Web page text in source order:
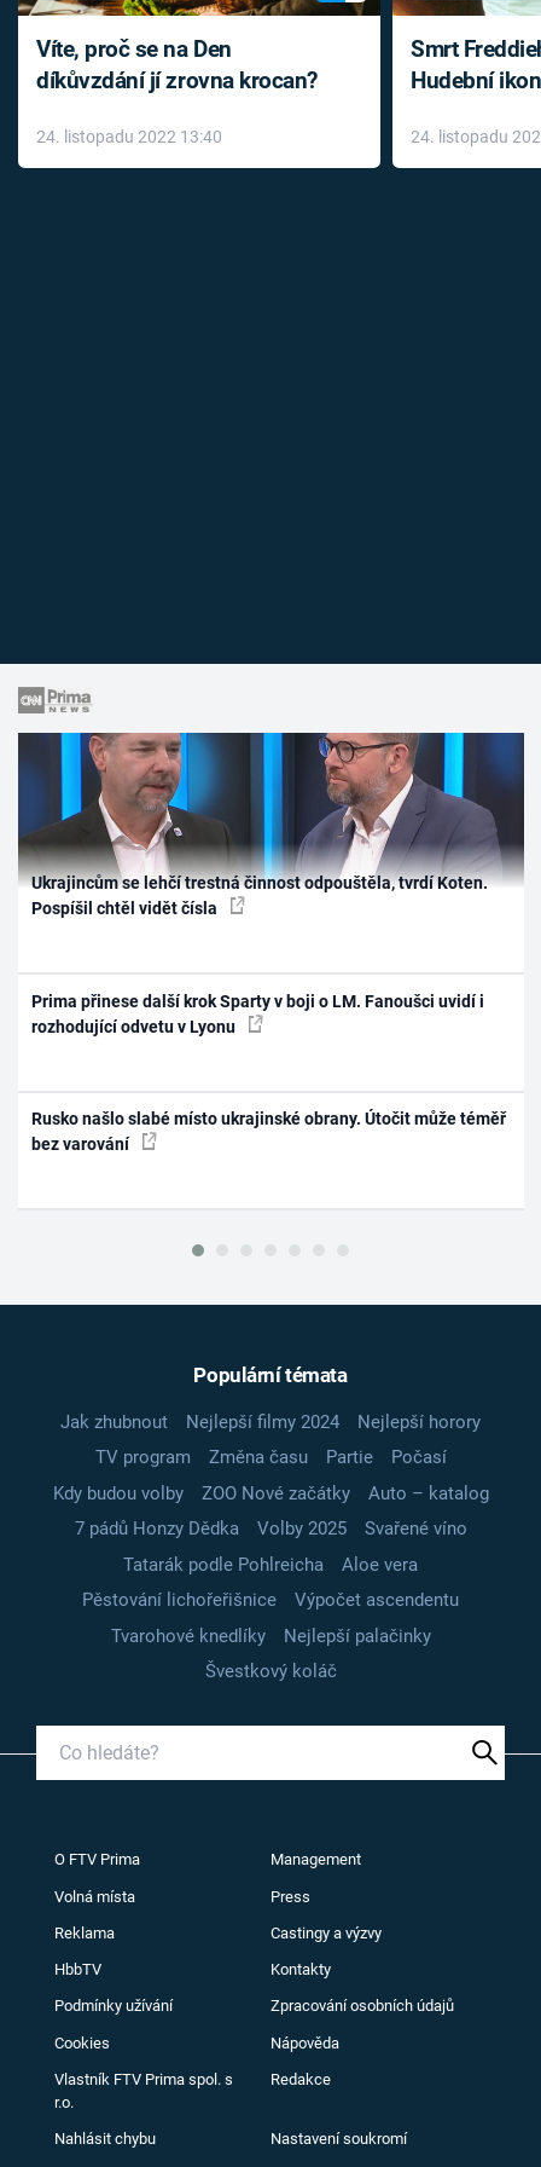
Víte, proč se na Den
díkůvzdání jí zrovna krocan?
24. listopadu 2022 13:40
Smrt
Hudební
léky
24. listopadu
Ukrajincům se lehčí trestná činnost odpouštěla, tvrdí Koten.
Pospíšil chtěl vidět čísla
Prima přinese další krok Sparty v boji o LM. Fanoušci uvidí i
rozhodující odvetu v Lyonu
Rusko našlo slabé místo ukrajinské obrany. Útočit může téměř
bez varování
Populární témata
Jak zhubnout Nejlepší filmy 2024
Nejlepší horory
TV program
Změna času Partie
Počasí
Kdy budou volby
ZOO Nové začátky
Auto – katalog
7 pádů Honzy Dědka
Volby 2025
Svařené víno
Tatarák podle Pohlreicha
Aloe vera
Pěstování lichořeřišnice
Výpočet ascendentu
Tvarohové knedlíky
Nejlepší palačinky
Švestkový koláč
O FTV Prima Management
Volná místa Press
Reklama Castingy a výzvy
HbbTV Kontakty
Podmínky užívání Zpracování osobních údajů
Cookies Nápověda
Vlastník FTV Prima spol. s
r.o.
Redakce
Nahlásit chybu Nastavení soukromí